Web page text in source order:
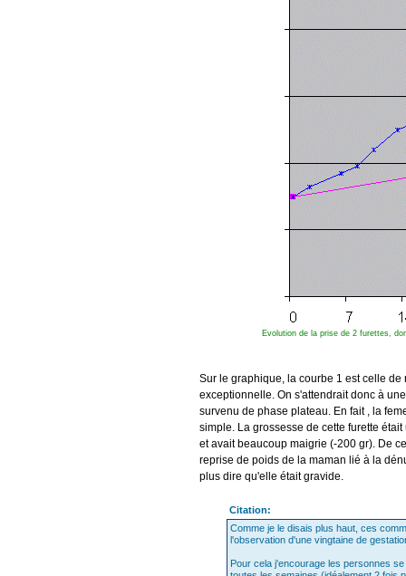
Evolution de la prise de 2 furettes,
Sur le graphique, la courbe 1 est celle
exceptionnelle. On s'attendrait donc à
survenu de phase plateau. En fait , la
simple. La grossesse de cette furette
et avait beaucoup maigrie (-200 gr). De
reprise de poids de la maman lié à la
plus dire qu'elle était gravide.
Citation:
Comme je le disais plus haut, ces
l'observation d'une vingtaine de
Pour cela j'encourage les personnes